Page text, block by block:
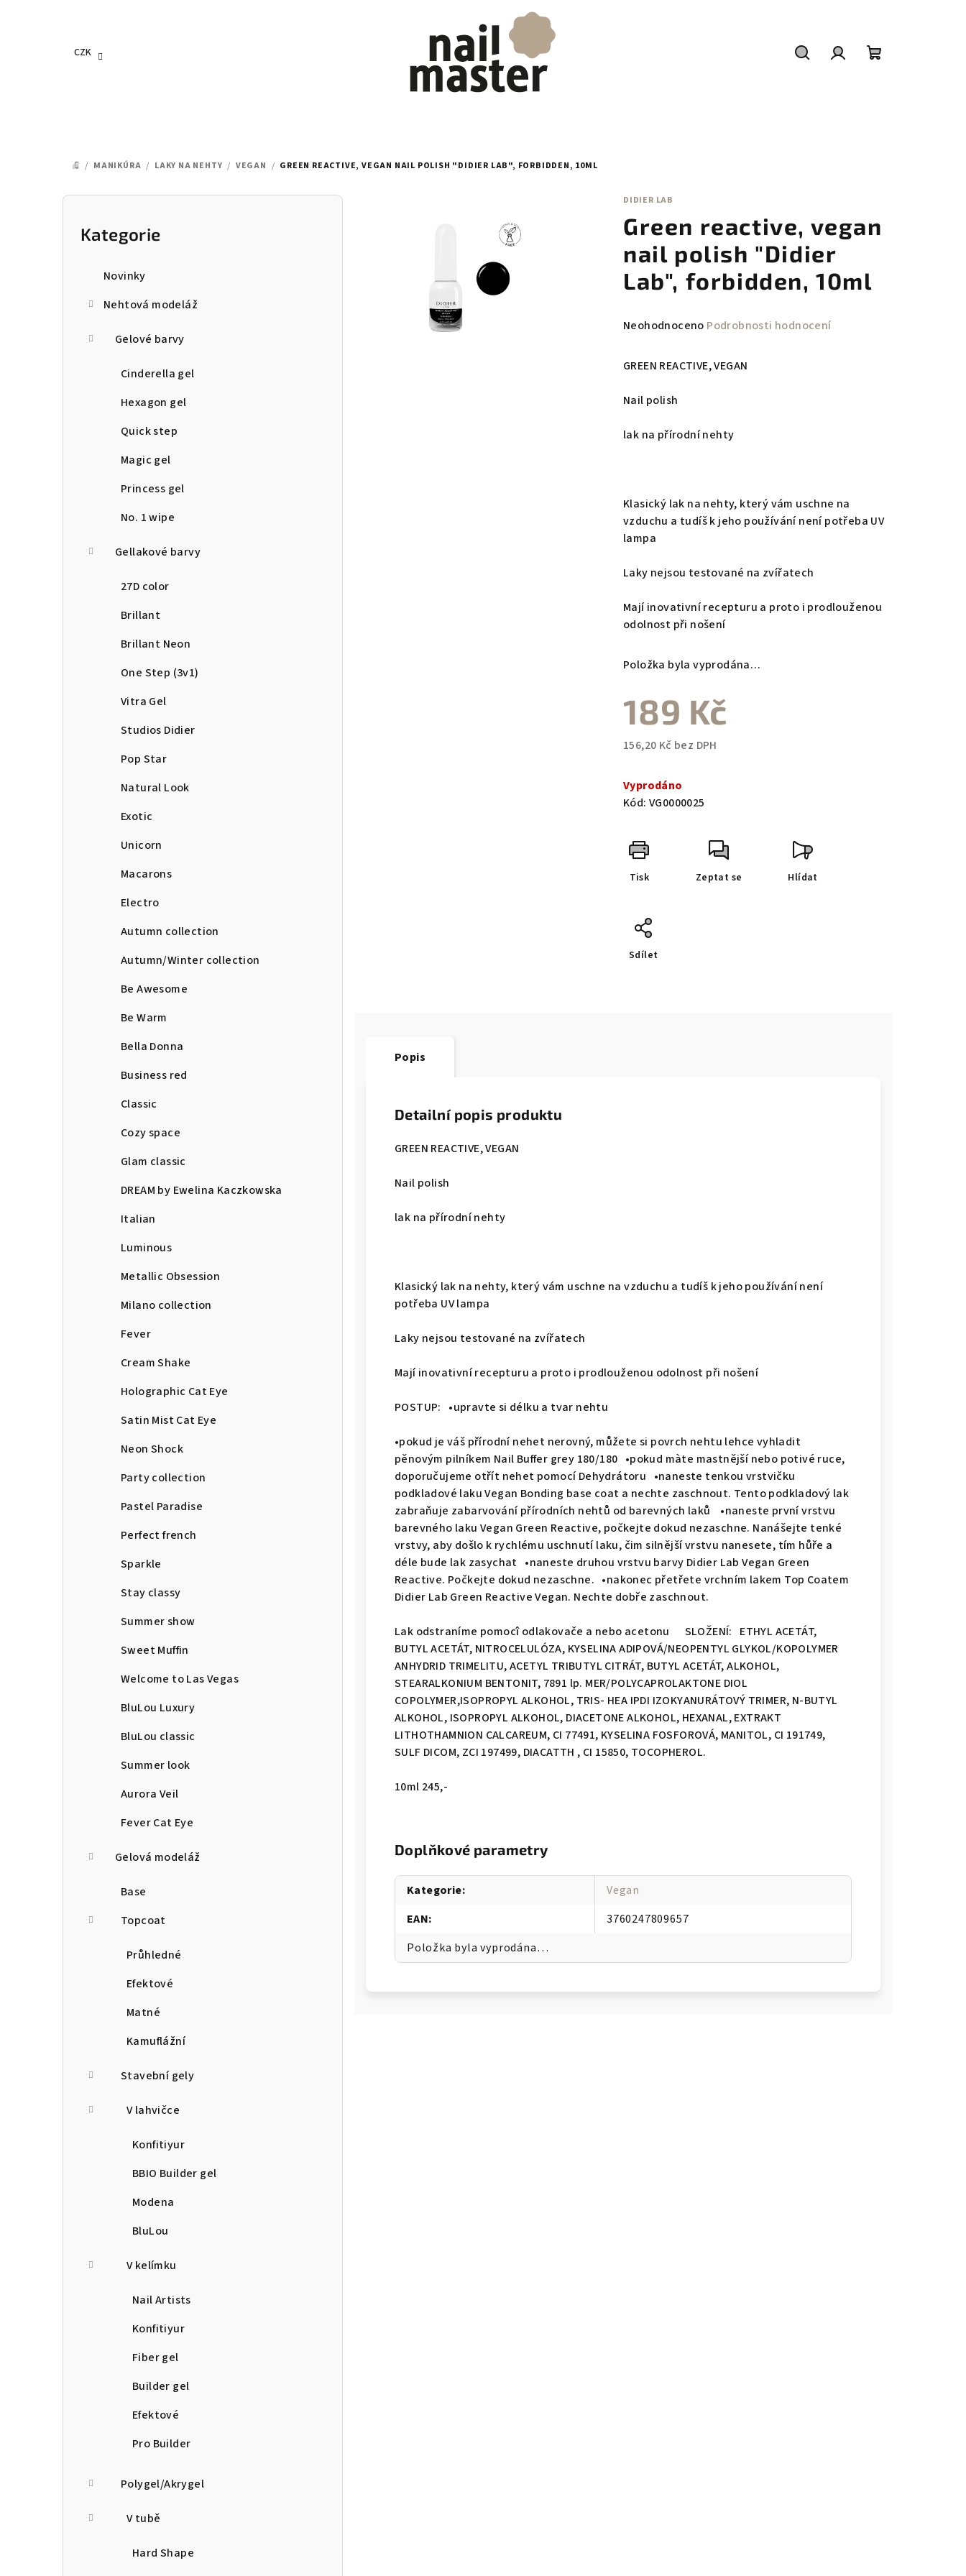
CZK
DOMŮ
/ MANIKÚRA / LAKY NA NEHTY / VEGAN / GREEN REACTIVE, VEGAN NAIL POLISH "DIDIER LAB", FORBIDDEN, 10ML
P
Přeskočit
kategorie
Kategorie
Novinky
Nehtová modeláž
Gelové barvy
Cinderella gel
Hexagon gel
Quick step
Magic gel
Princess gel
No. 1 wipe
Gellakové barvy
27D color
Brillant
Brillant Neon
One Step (3v1)
Vitra Gel
Studios Didier
Pop Star
Natural Look
Exotic
Unicorn
Macarons
Electro
Autumn collection
Autumn/Winter collection
Be Awesome
Be Warm
Bella Donna
Business red
Classic
Cozy space
Glam classic
DREAM by Ewelina Kaczkowska
Italian
Luminous
Metallic Obsession
Milano collection
Fever
Cream Shake
Holographic Cat Eye
Satin Mist Cat Eye
Neon Shock
Party collection
Pastel Paradise
Perfect french
Sparkle
Stay classy
Summer show
Sweet Muffin
Welcome to Las Vegas
BluLou Luxury
BluLou classic
Summer look
Aurora Veil
Fever Cat Eye
Gelová modeláž
Base
Topcoat
Průhledné
Efektové
Matné
Kamuflážní
Stavební gely
V lahvičce
Konfitiyur
BBIO Builder gel
Modena
BluLou
V kelímku
Nail Artists
Konfitiyur
Fiber gel
Builder gel
Efektové
Pro Builder
Polygel/Akrygel
V tubě
Hard Shape
DIDIER LAB
Green reactive, vegan
nail polish "Didier
Lab", forbidden, 10ml
Průměrné
produktu
0,0
5
hvězdiček.
Neohodnoceno Podrobnosti hodnocení
GREEN REACTIVE, VEGAN
Nail polish
lak na přírodní nehty
Klasický lak na nehty, který vám uschne na
vzduchu a tudíš k jeho používání není potřeba UV
lampa
Laky nejsou testované na zvířatech
Mají inovativní recepturu a proto i prodlouženou
odolnost při nošení
Položka byla vyprodána…
189 Kč
156,20 Kč bez DPH
cena:
Vyprodáno
Kód: VG0000025
Tisk Zeptat se Hlídat
Sdílet
Popis
Detailní popis produktu
GREEN REACTIVE, VEGAN
Nail polish
lak na přírodní nehty
Klasický lak na nehty, který vám uschne na vzduchu a tudíš k jeho používání není
potřeba UV lampa
Laky nejsou testované na zvířatech
Mají inovativní recepturu a proto i prodlouženou odolnost při nošení
POSTUP: •upravte si délku a tvar nehtu
•pokud je váš přírodní nehet nerovný, můžete si povrch nehtu lehce vyhladit
pěnovým pilníkem Nail Buffer grey 180/180 •pokud màte mastnější nebo potivé ruce,
doporučujeme otřít nehet pomocí Dehydrátoru •naneste tenkou vrstvičku
podkladové laku Vegan Bonding base coat a nechte zaschnout. Tento podkladový lak
zabraňuje zabarvování přírodních nehtů od barevných laků •naneste první vrstvu
barevného laku Vegan Green Reactive, počkejte dokud nezaschne. Nanášejte tenké
vrstvy, aby došlo k rychlému uschnutí laku, čim silnější vrstvu nanesete, tím hůře a
déle bude lak zasychat •naneste druhou vrstvu barvy Didier Lab Vegan Green
Reactive. Počkejte dokud nezaschne. •nakonec přetřete vrchním lakem Top Coatem
Didier Lab Green Reactive Vegan. Nechte dobře zaschnout.
Lak odstraníme pomocî odlakovače a nebo acetonu SLOŽENÍ: ETHYL ACETÁT,
BUTYL ACETÁT, NITROCELULÓZA, KYSELINA ADIPOVÁ/NEOPENTYL GLYKOL/KOPOLYMER
ANHYDRID TRIMELITU, ACETYL TRIBUTYL CITRÁT, BUTYL ACETÁT, ALKOHOL,
STEARALKONIUM BENTONIT, 7891 lp. MER/POLYCAPROLAKTONE DIOL
COPOLYMER,ISOPROPYL ALKOHOL, TRIS- HEA IPDI IZOKYANURÁTOVÝ TRIMER, N-BUTYL
ALKOHOL, ISOPROPYL ALKOHOL, DIACETONE ALKOHOL, HEXANAL, EXTRAKT
LITHOTHAMNION CALCAREUM, CI 77491, KYSELINA FOSFOROVÁ, MANITOL, CI 191749,
SULF DICOM, ZCI 197499, DIACATTH , CI 15850, TOCOPHEROL.
10ml 245,-
Doplňkové parametry
Kategorie:
Vegan
EAN:
3760247809657
Položka byla vyprodána…